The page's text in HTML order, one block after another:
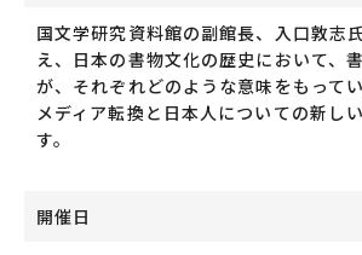
国文学研究資料館の副館長、入口敦志
え、日本の書物文化の歴史において、
が、それぞれどのような意味をもって
メディア転換と日本人についての新し
す。
開催日